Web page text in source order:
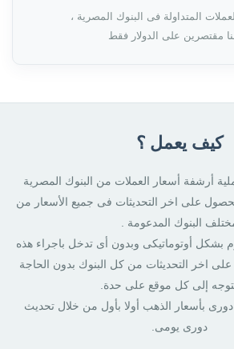
المتداولة فى البنوك المصرية ،
مقتصرين على الدولار فقط
كيف يعمل ؟
أرشفة أسعار العملات من البنوك المصرية
على اخر التحديثات فى جميع الأسعار من
البنوك المدعومة .
بشكل أوتوماتيكى وبدون أى تدخل باجراء هذه
اخر التحديثات من كل البنوك بدون الحاجة
إلى كل موقع على حدة.
بأسعار الذهب أولا بأول من خلال تحديث
دورى يومى.